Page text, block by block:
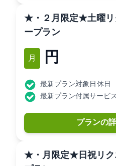
★1・２月限定★土曜
ープラン
1月 13,142円
最新プラン対象日: 休日
最新プラン付属サービ
プランの
★1・2月限定★日祝リ